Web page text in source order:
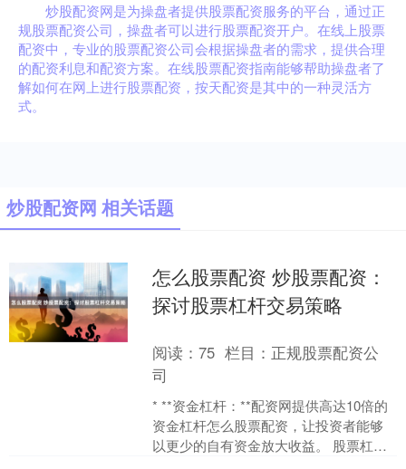
炒股配资网是为操盘者提供股票配资服务的平台，通过正
规股票配资公司，操盘者可以进行股票配资开户。在线上股票
配资中，专业的股票配资公司会根据操盘者的需求，提供合理
的配资利息和配资方案。在线股票配资指南能够帮助操盘者了
解如何在网上进行股票配资，按天配资是其中的一种灵活方
式。
炒股配资网 相关话题
怎么股票配资 炒股票配资：
探讨股票杠杆交易策略
阅读：75 栏目： 正规股票配资公
司
* **资金杠杆：**配资网提供高达10倍的
资金杠杆怎么股票配资，让投资者能够
以更少的自有资金放大收益。 股票杠杆